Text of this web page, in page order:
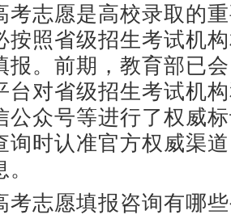
志愿是高校录取的重
按照省级招生考试机
报。前期，教育部已
台对省级招生考试机
公众号等进行了权威
询时认准官方权威渠
志愿填报咨询有哪些